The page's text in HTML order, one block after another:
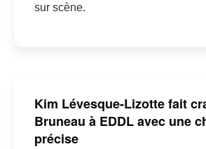
sur scène.
Kim Lévesque-Lizotte fait
Bruneau à EDDL avec une
précise